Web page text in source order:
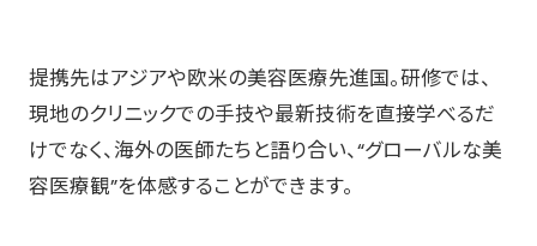
提携先はアジアや欧米の美容医療先進国。研修では、
現地のクリニックでの手技や最新技術を直接学べるだ
けでなく、海外の医師たちと語り合い、“グローバルな美
容医療観”を体感することができます。